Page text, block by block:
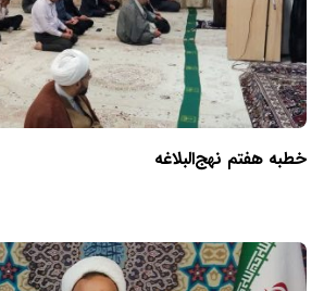
خطبه هفتم نهج‌البلاغه